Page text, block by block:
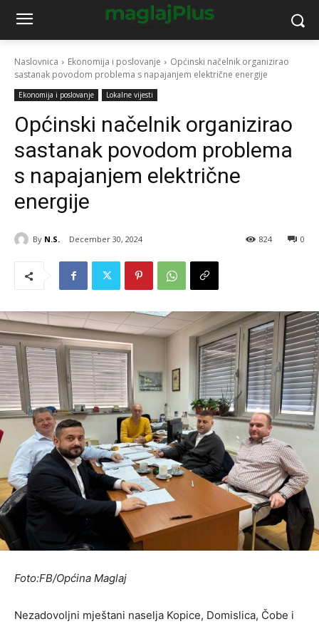
Naslovnica Ekonomija i poslovanje
Općinski načelnik organizirao
sastanak povodom problema s napajanjem električne energije
Ekonomija i poslovanje Lokalne vijesti
Općinski načelnik organizirao
sastanak povodom problema
s napajanjem električne
energije
By N.S. December 30, 2024 0
824
Foto:FB/Općina Maglaj
Nezadovoljni mještani naselja Kopice, Domislica, Čobe i